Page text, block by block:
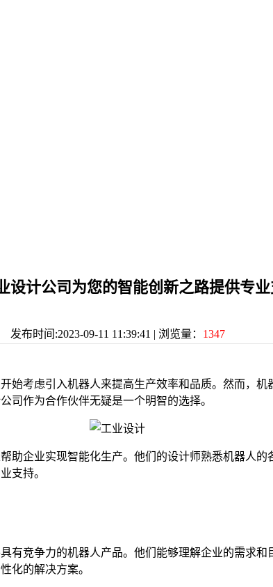
设计公司为您的智能创新之路提供专
发布时间:2023-09-11 11:39:41 | 浏览量： 1347
考虑引入机器人来提高生产效率和品质。然而，机
司作为合作伙伴无疑是一个明智的选择。
企业实现智能化生产。他们的设计师熟悉机器人的
支持。
竞争力的机器人产品。他们能够理解企业的需求和
化的解决方案。